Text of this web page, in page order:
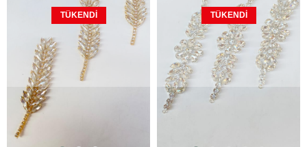
TÜKENDI TÜKENDI